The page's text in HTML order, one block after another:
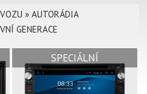
»AUTORÁDIA
GENERACE
SPECIÁLNÍ